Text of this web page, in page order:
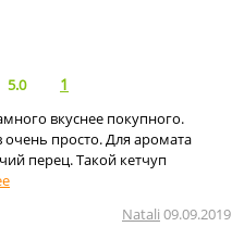
5.0 1
вкуснее покупного.
просто. Для аромата
перец. Такой кетчуп
Natali 09.09.2019